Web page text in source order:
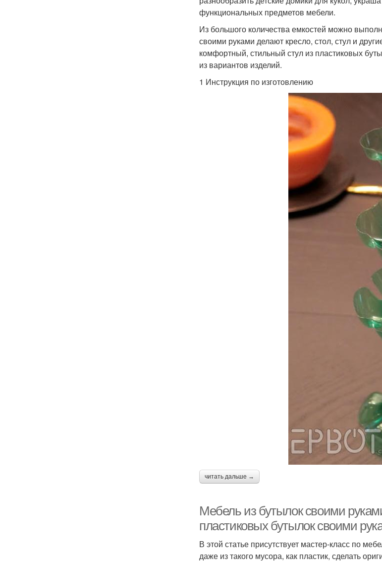
функциональных предметов мебели.
Из большого количества емкостей можно
своими руками делают кресло, стол, стул и
комфортный, стильный стул из пластиковых
из вариантов изделий.
1 Инструкция по изготовлению
читать дальше →
Мебель из бутылок своими
пластиковых бутылок своими
В этой статье присутствует мастер-класс по
даже из такого мусора, как пластик, сделать